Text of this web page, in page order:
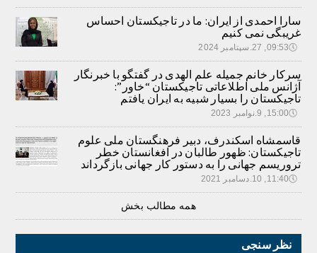
سارا احمدی از ایران: ما در تاجیکستان احساس
غریبگی نمی کنیم
🕔09:53, 27.سپتامبر 2024
سرکار خانم جمیله علم الهدی در گفتگو با خبرنگار
آژانس ملی اطلاعاتی تاجیکستان “خاور”:
تاجیکستان را بسیار شبیه به ایران یافتم
🕔15:00, 9.نوامبر 2023
قاسمشاه اسکندرف، دبیر فرهنگستان ملی علوم
تاجیکستان: ظهور طالبان در افغانستان خطر
تروریسم جهانی را به دستور کار جهانی بازگرداند
🕔11:40, 10.دسامبر 2021
همه مطالب بخش
نظر سنجی